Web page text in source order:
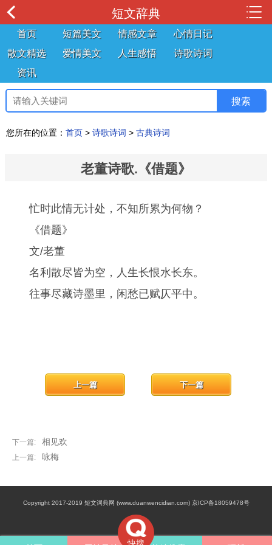
短文辞典
首页 短篇美文 情感文章
心情日记
散文精选
爱情美文 人生感悟
诗歌诗词
资讯
您所在的位置： 首页 > 诗歌诗词 > 古典诗词
老董诗歌.《借题》
忙时此情无计处，不知所累为何物？
《借题》
文/老董
名利散尽皆为空，人生长恨水长东。
往事尽藏诗墨里，闲愁已赋仄平中。
下一篇: 相见欢
下一篇
上一篇: 咏梅
上一篇
Copyright 2017-2019 短文词典网 (www.duanwencidian.com) 京ICP备18059478号